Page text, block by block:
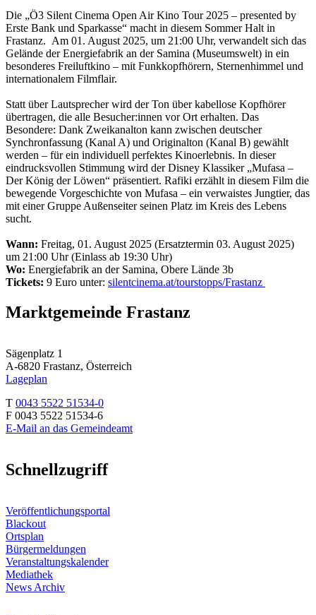
Die „Ö3 Silent Cinema Open Air Kino Tour 2025 – presented by
Erste Bank und Sparkasse“ macht in diesem Sommer Halt in
Frastanz. Am 01. August 2025, um 21:00 Uhr, verwandelt sich das
Gelände der Energiefabrik an der Samina (Museumswelt) in ein
besonderes Freiluftkino – mit Funkkopfhörern, Sternenhimmel und
internationalem Filmflair.
Statt über Lautsprecher wird der Ton über kabellose Kopfhörer
übertragen, die alle Besucher:innen vor Ort erhalten. Das
Besondere: Dank Zweikanalton kann zwischen deutscher
Synchronfassung (Kanal A) und Originalton (Kanal B) gewählt
werden – für ein individuell perfektes Kinoerlebnis. In dieser
eindrucksvollen Stimmung wird der Disney Klassiker „Mufasa –
Der König der Löwen“ präsentiert. Rafiki erzählt in diesem Film die
bewegende Vorgeschichte von Mufasa – ein verwaistes Jungtier, das
mit einer Gruppe Außenseiter seinen Platz im Kreis des Lebens
sucht.
Wann: Freitag, 01. August 2025 (Ersatztermin 03. August 2025)
um 21:00 Uhr (Einlass ab 19:30 Uhr)
Wo: Energiefabrik an der Samina, Obere Lände 3b
Tickets: 9 Euro unter: silentcinema.at/tourstopps/Frastanz
Marktgemeinde Frastanz
Sägenplatz 1
A-6820 Frastanz, Österreich
Lageplan
T 0043 5522 51534-0
F 0043 5522 51534-6
E-Mail an das Gemeindeamt
Schnellzugriff
Veröffentlichungsportal
Blackout
Ortsplan
Bürgermeldungen
Veranstaltungskalender
Mediathek
News Archiv